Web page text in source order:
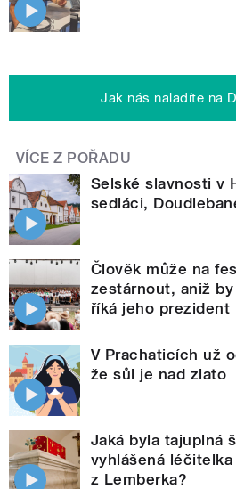
Jak nás naladíte na
VÍCE Z POŘADU
Selské slavnosti v
sedláci,
Člověk může na
zestárnout, aniž
říká jeho prezident
V Prachaticích už
že sůl je nad zlato
Jaká byla tajuplná
vyhlášená
z Lemberka?